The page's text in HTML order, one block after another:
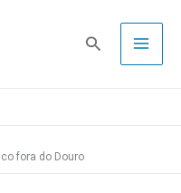
Pesquisa
fora do Douro